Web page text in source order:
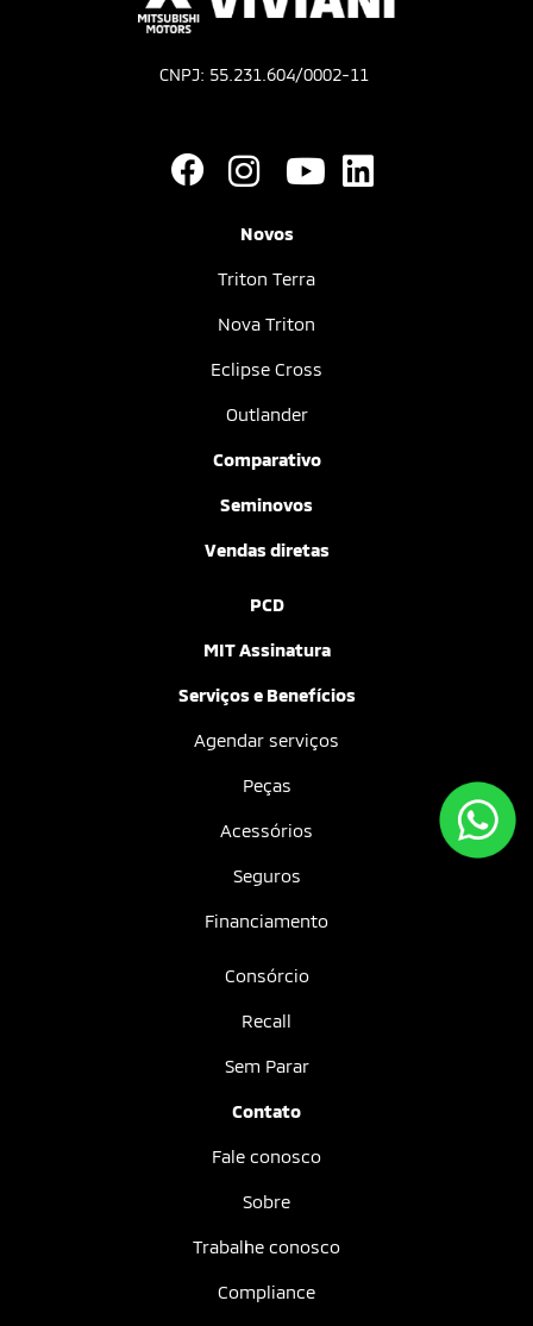
CNPJ: 55.231.604/0002-11
Novos
Triton Terra
Nova Triton
Eclipse Cross
Outlander
Comparativo
Seminovos
Vendas diretas
PCD
MIT Assinatura
Serviços e Benefícios
Agendar serviços
Peças
Acessórios
Seguros
Financiamento
Consórcio
Recall
Sem Parar
Contato
Fale conosco
Sobre
Trabalhe conosco
Compliance